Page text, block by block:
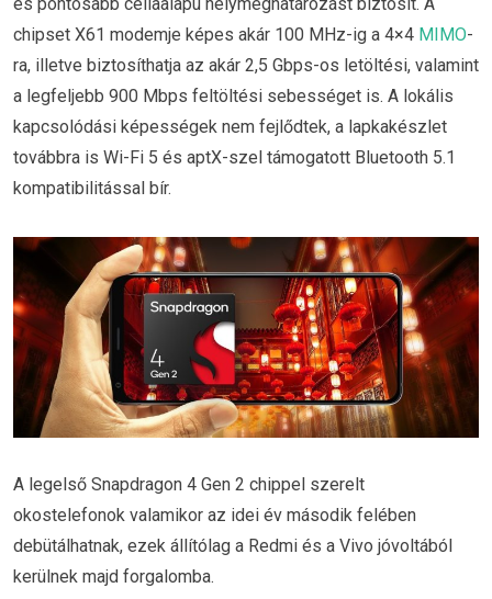
chipset X61 modemje képes akár 100 MHz-ig a 4×4 MIMO-
ra, illetve biztosíthatja az akár 2,5 Gbps-os letöltési, valamint
a legfeljebb 900 Mbps feltöltési sebességet is. A lokális
kapcsolódási képességek nem fejlődtek, a lapkakészlet
továbbra is Wi-Fi 5 és aptX-szel támogatott Bluetooth 5.1
kompatibilitással bír.
A legelső Snapdragon 4 Gen 2 chippel szerelt
okostelefonok valamikor az idei év második felében
debütálhatnak, ezek állítólag a Redmi és a Vivo jóvoltából
kerülnek majd forgalomba.